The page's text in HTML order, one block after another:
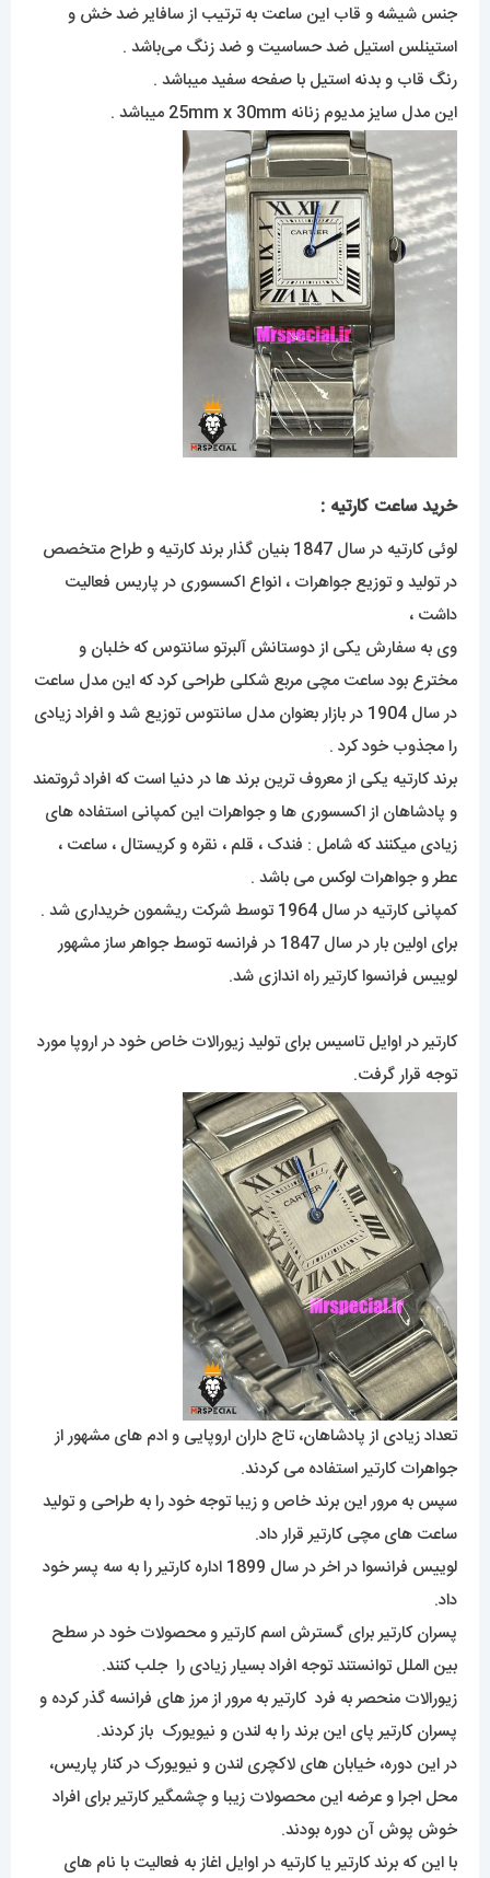
جنس شیشه و قاب این ساعت به ترتیب از سافایر ضد خش و
استینلس استیل ضد حساسیت و ضد زنگ می‌باشد .
رنگ قاب و بدنه استیل با صفحه سفید میباشد .
این مدل سایز مدیوم زنانه 25mm x 30mm میباشد .
خرید ساعت کارتیه :
لوئی کارتیه در سال 1847 بنیان گذار برند کارتیه و طراح متخصص
در تولید و توزیع جواهرات ، انواع اکسسوری در پاریس فعالیت
داشت ،
وی به سفارش یکی از دوستانش آلبرتو سانتوس که خلبان و
مخترع بود ساعت مچی مربع شکلی طراحی کرد که این مدل ساعت
در سال 1904 در بازار بعنوان مدل سانتوس توزیع شد و افراد زیادی
را مجذوب خود کرد .
برند کارتیه یکی از معروف ترین برند ها در دنیا است که افراد ثروتمند
و پادشاهان از اکسسوری ها و جواهرات این کمپانی استفاده های
زیادی میکنند که شامل : فندک ، قلم ، نقره و کریستال ، ساعت ،
عطر و جواهرات لوکس می باشد .
کمپانی کارتیه در سال 1964 توسط شرکت ریشمون خریداری شد .
برای اولین بار در سال 1847 در فرانسه توسط جواهر ساز مشهور
لوییس فرانسوا کارتیر راه اندازی شد.
کارتیر در اوایل تاسیس برای تولید زیورالات خاص خود در اروپا مورد
توجه قرار گرفت.
تعداد زیادی از پادشاهان، تاج داران اروپایی و ادم های مشهور از
جواهرات کارتیر استفاده می کردند.
سپس به مرور این برند خاص و زیبا توجه خود را به طراحی و تولید
ساعت های مچی کارتیر قرار داد.
لوییس فرانسوا در اخر در سال 1899 اداره کارتیر را به سه پسر خود
داد.
پسران کارتیر برای گسترش اسم کارتیر و محصولات خود در سطح
بین الملل توانستند توجه افراد بسیار زیادی را جلب کنند.
زیورالات منحصر به فرد کارتیر به مرور از مرز های فرانسه گذر کرده و
پسران کارتیر پای این برند را به لندن و نیویورک باز کردند.
در این دوره، خیابان های لاکچری لندن و نیویورک در کنار پاریس،
محل اجرا و عرضه این محصولات زیبا و چشمگیر کارتیر برای افراد
خوش پوش آن دوره بودند.
با این که برند کارتیر یا کارتیه در اوایل اغاز به فعالیت با نام های